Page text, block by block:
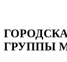
ГРУППЫ